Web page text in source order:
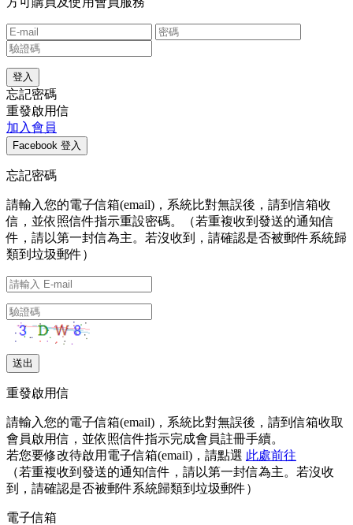
忘記密碼
重發啟用信
加入會員
忘記密碼
請輸入您的電子信箱(email)，系統比對無誤後，請到信箱收
信，並依照信件指示重設密碼。（若重複收到發送的通知信
件，請以第一封信為主。若沒收到，請確認是否被郵件系統歸
類到垃圾郵件）
重發啟用信
請輸入您的電子信箱(email)，系統比對無誤後，請到信箱收取
會員啟用信，並依照信件指示完成會員註冊手續。
若您要修改待啟用電子信箱(email)，請點選 此處前往
（若重複收到發送的通知信件，請以第一封信為主。若沒收
到，請確認是否被郵件系統歸類到垃圾郵件）
電子信箱